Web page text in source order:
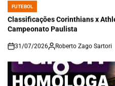
POSTED
IN
FUTEBOL
Classificações Corinthians x
Campeonato Paulista
on
31/07/2026 Roberto Zago Sartori